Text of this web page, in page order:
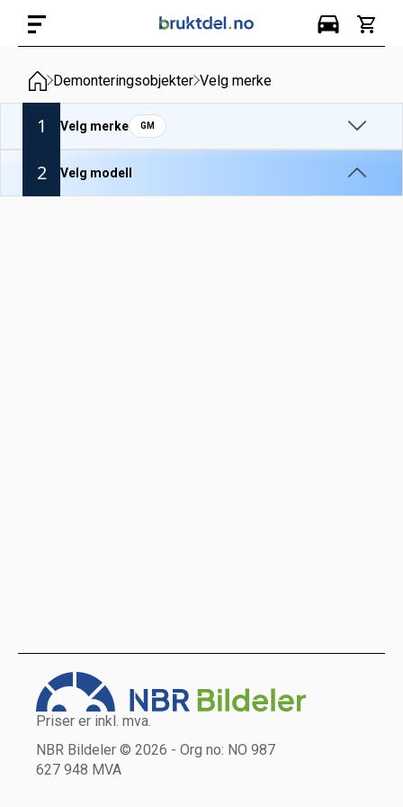
Demonteringsobjekter Velg merke
1 Velg merke GM
2 Velg modell
Priser er inkl. mva.
NBR Bildeler © 2026 - Org no: NO 987
627 948 MVA